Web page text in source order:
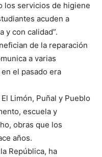
los servicios de higiene
acuden a
y con calidad”.
de la reparación
a varias
el pasado era
Limón, Puñal y Pueblo
escuela y
obras que los
años.
República, ha